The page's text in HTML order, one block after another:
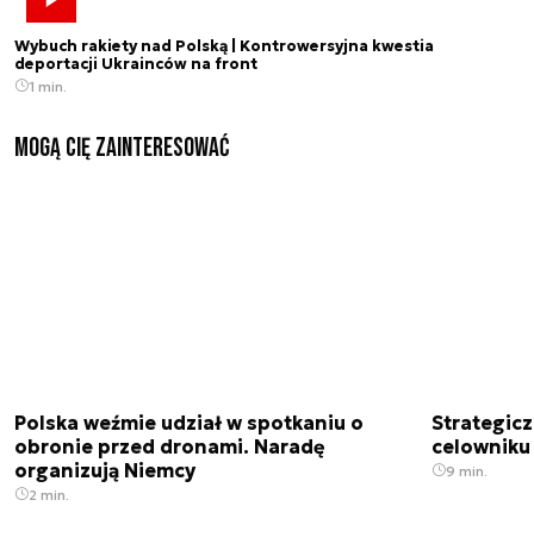
Wybuch rakiety nad Polską | Kontrowersyjna kwestia
deportacji Ukrainców na front
1 min.
Mogą Cię zainteresować
Polska weźmie udział w spotkaniu o
obronie przed dronami. Naradę
organizują Niemcy
2 min.
9 min.